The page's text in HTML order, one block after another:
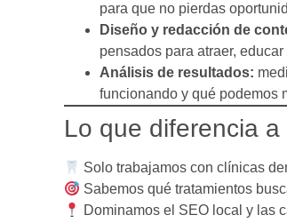
para que no pierdas
Diseño y redacción de
pensados para atraer,
Análisis de resultados:
funcionando y qué podemos
Lo que diferencia
Solo trabajamos con clínicas
Sabemos qué tratamientos
Dominamos el SEO local y las